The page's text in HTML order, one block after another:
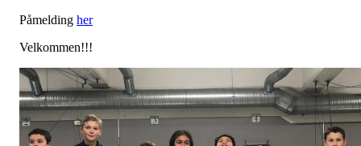
Påmelding her
Velkommen!!!